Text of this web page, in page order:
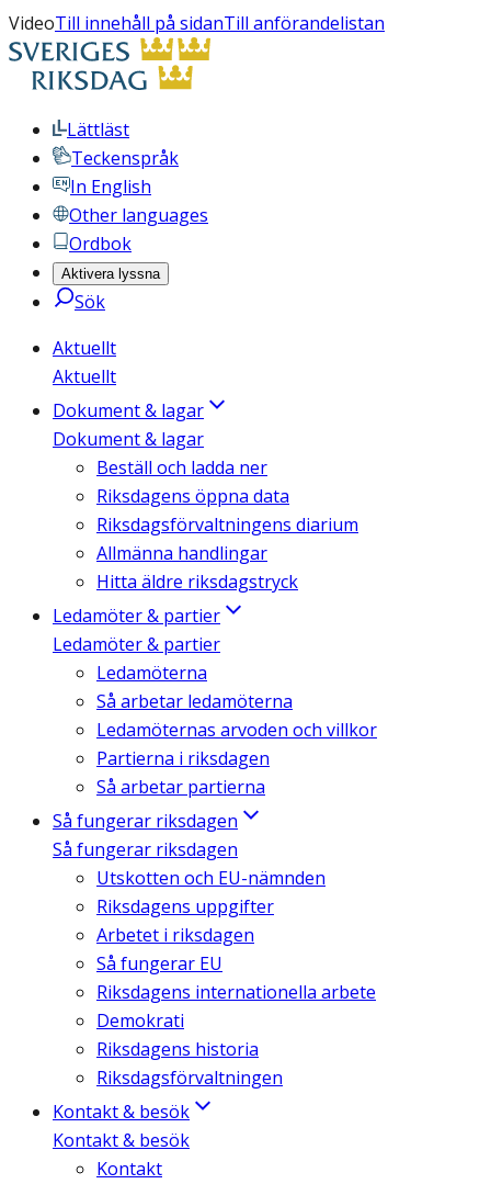
VideoTill innehåll på sidanTill anförandelistan
Lättläst
Teckenspråk
In English
Other languages
Ordbok
Aktivera lyssna
Sök
Aktuellt
Aktuellt
Dokument & lagar
Dokument & lagar
Beställ och ladda ner
Riksdagens öppna data
Riksdagsförvaltningens diarium
Allmänna handlingar
Hitta äldre riksdagstryck
Ledamöter & partier
Ledamöter & partier
Ledamöterna
Så arbetar ledamöterna
Ledamöternas arvoden och villkor
Partierna i riksdagen
Så arbetar partierna
Så fungerar riksdagen
Så fungerar riksdagen
Utskotten och EU-nämnden
Riksdagens uppgifter
Arbetet i riksdagen
Så fungerar EU
Riksdagens internationella arbete
Demokrati
Riksdagens historia
Riksdagsförvaltningen
Kontakt & besök
Kontakt & besök
Kontakt